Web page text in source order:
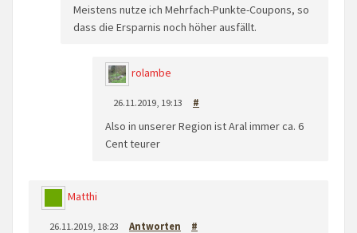
Meistens nutze ich Mehrfach-Punkte-Coupons, so
dass die Ersparnis noch höher ausfällt.
rolambe
26.11.2019, 19:13 #
Also in unserer Region ist Aral immer ca. 6
Cent teurer
Matthi
26.11.2019, 18:23 Antworten #